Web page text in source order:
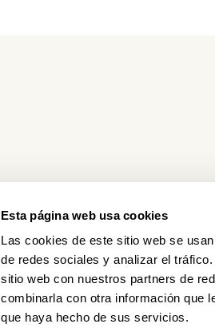
Esta página web usa cookies
Las cookies de este sitio web se
de redes sociales y analizar el
sitio web con nuestros partners de
combinarla con otra información que
que haya hecho de sus servicios.